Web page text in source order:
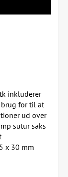
inkluderer
for til at
ud over
sutur saks
x 30 mm